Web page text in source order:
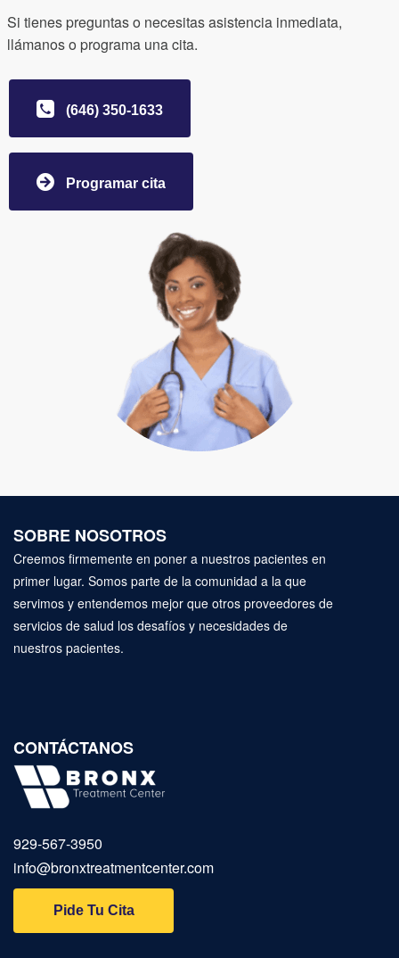
Si tienes preguntas o necesitas asistencia inmediata,
llámanos o programa una cita.
(646) 350-1633
Programar cita
SOBRE NOSOTROS
Creemos firmemente en poner a nuestros pacientes en
primer lugar. Somos parte de la comunidad a la que
servimos y entendemos mejor que otros proveedores de
servicios de salud los desafíos y necesidades de
nuestros pacientes.
CONTÁCTANOS
929‑567‑3950
info@bronxtreatmentcenter.com
Pide Tu Cita